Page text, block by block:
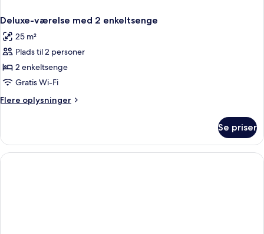
Deluxe-værelse med 2 enkeltsenge
25 m²
Plads til 2 personer
2 enkeltsenge
Gratis Wi-Fi
Flere oplysninger
Flere
værelse
med
2
Se priser